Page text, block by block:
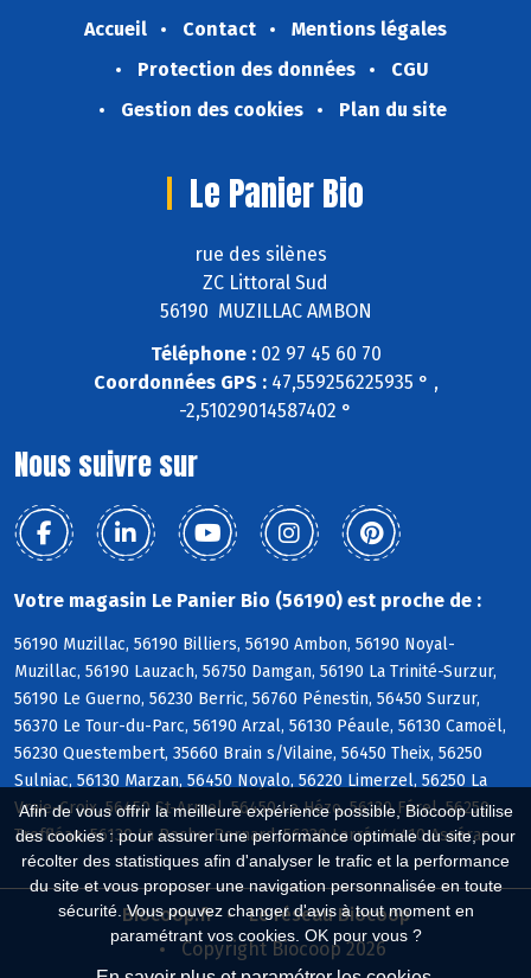
Afin de vous offrir la meilleure expérience possible, Biocoop utilise
des cookies : pour assurer une performance optimale du site, pour
récolter des statistiques afin d'analyser le trafic et la performance
du site et vous proposer une navigation personnalisée en toute
sécurité. Vous pouvez changer d'avis à tout moment en
paramétrant vos cookies. OK pour vous ?
Accueil Contact
Mentions légales
Protection des données
CGU
Gestion des cookies
Plan du site
Le Panier Bio
rue des silènes
ZC Littoral Sud
56190 MUZILLAC AMBON
Téléphone :02 97 45 60 70
Coordonnées GPS :47,559256225935 ° ,
-2,51029014587402 °
Nous suivre sur
Votre magasin Le Panier Bio (56190) est proche de :
56190 Muzillac, 56190 Billiers, 56190 Ambon, 56190 Noyal-
Muzillac, 56190 Lauzach, 56750 Damgan, 56190 La Trinité-Surzur,
56190 Le Guerno, 56230 Berric, 56760 Pénestin, 56450 Surzur,
56370 Le Tour-du-Parc, 56190 Arzal, 56130 Péaule, 56130 Camoël,
56230 Questembert, 35660 Brain s/Vilaine, 56450 Theix, 56250
Sulniac, 56130 Marzan, 56450 Noyalo, 56220 Limerzel, 56250 La
Vraie-Croix, 56450 St-Armel, 56450 Le Hézo, 56130 Férel, 56250
Treffléan, 56130 La Roche-Bernard, 56230 Larré, 44410 Assérac
Biocoop.fr
Le réseau Biocoop
Copyright Biocoop 2026